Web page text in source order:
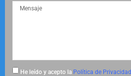
He leído y acepto la Política de Privacidad